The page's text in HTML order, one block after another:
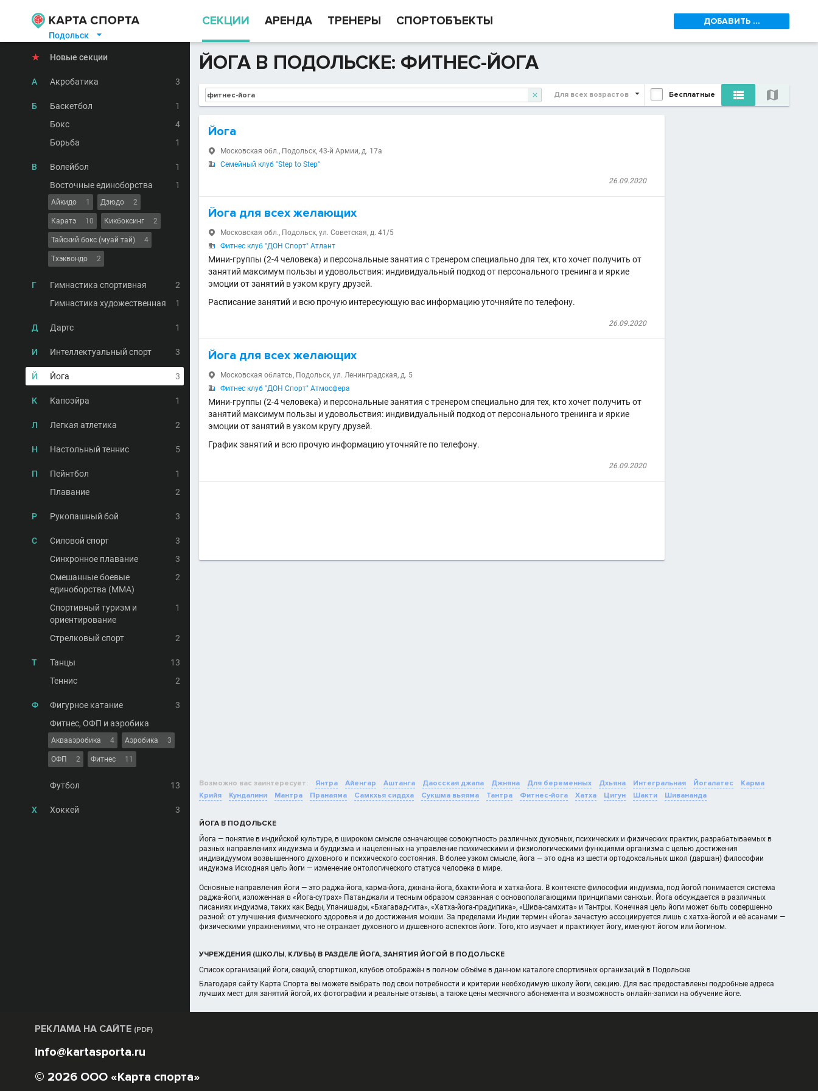
Подольск 
СЕКЦИИ АРЕНДА ТРЕНЕРЫ СПОРТОБЪЕКТЫ ДОБАВИТЬ ...
★ Новые секции
А Акробатика 3
Б Баскетбол
1
Бокс
4
Борьба
1
В Волейбол
1
Восточные единоборства
1
Айкидо 1 Дзюдо 2
Каратэ 10 Кикбоксинг 2
Тайский бокс (муай тай) 4
Тхэквондо 2
Г Гимнастика спортивная
2
Гимнастика художественная
1
Д Дартс 1
И Интеллектуальный спорт 3
Й Йога 3
К Капоэйра 1
Л Легкая атлетика 2
Н Настольный теннис 5
П Пейнтбол
1
Плавание
2
Р Рукопашный бой 3
С Силовой спорт
3
Синхронное плавание
3
Смешанные боевые
единоборства (MMA)
2
Спортивный туризм и
ориентирование
1
Стрелковый спорт 2
Т Танцы
13
Теннис
2
Ф Фигурное катание
3
Фитнес, ОФП и аэробика
Аквааэробика 4 Аэробика 3
ОФП 2 Фитнес 11
Футбол 13
Х Хоккей 3
ЙОГА В ПОДОЛЬСКЕ: ФИТНЕС-ЙОГА
 Для всех возрастов Бесплатные  
Йога
 Московская обл., Подольск, 43-й Армии, д. 17а

Семейный клуб "Step to Step"
26.09.2020
Йога для всех желающих
 Московская обл., Подольск, ул. Советская, д. 41/5
 Фитнес клуб "ДОН Спорт" Атлант
Мини-группы (2-4 человека) и персональные занятия с тренером специально для тех, кто хочет получить от
занятий максимум пользы и удовольствия: индивидуальный подход от персонального тренинга и яркие
эмоции от занятий в узком кругу друзей.
Расписание занятий и всю прочую интересующую вас информацию уточняйте по телефону.
26.09.2020
Йога для всех желающих
 Московская облатсь, Подольск, ул. Ленинградская, д. 5
 Фитнес клуб "ДОН Спорт" Атмосфера
Мини-группы (2-4 человека) и персональные занятия с тренером специально для тех, кто хочет получить от
занятий максимум пользы и удовольствия: индивидуальный подход от персонального тренинга и яркие
эмоции от занятий в узком кругу друзей.
График занятий и всю прочую информацию уточняйте по телефону.
26.09.2020
Возможно вас заинтересует: Янтра Айенгар Аштанга Даосская джапа Джняна Для беременных Дхьяна Интегральная Йогалатес
Карма
Крийя
Кундалини Мантра Пранаяма Самкхья сиддха Сукшма вьяяма Тантра Фитнес-йога Хатха Цигун Шакти Шивананда
ЙОГА В ПОДОЛЬСКЕ
Йога — понятие в индийской культуре, в широком смысле означающее совокупность различных духовных, психических и физических практик, разрабатываемых в
разных направлениях индуизма и буддизма и нацеленных на управление психическими и физиологическими функциями организма с целью достижения
индивидуумом возвышенного духовного и психического состояния. В более узком смысле, йога — это одна из шести ортодоксальных школ (даршан) философии
индуизма Исходная цель йоги — изменение онтологического статуса человека в мире.
Основные направления йоги — это раджа-йога, карма-йога, джнана-йога, бхакти-йога и хатха-йога. В контексте философии индуизма, под йогой понимается система
раджа-йоги, изложенная в «Йога-сутрах» Патанджали и тесным образом связанная с основополагающими принципами санкхьи. Йога обсуждается в различных
писаниях индуизма, таких как Веды, Упанишады, «Бхагавад-гита», «Хатха-йога-прадипика», «Шива-самхита» и Тантры. Конечная цель йоги может быть совершенно
разной: от улучшения физического здоровья и до достижения мокши. За пределами Индии термин «йога» зачастую ассоциируется лишь с хатха-йогой и её асанами —
физическими упражнениями, что не отражает духовного и душевного аспектов йоги. Того, кто изучает и практикует йогу, именуют йогом или йогином.
УЧРЕЖДЕНИЯ (ШКОЛЫ, КЛУБЫ) В РАЗДЕЛЕ ЙОГА, ЗАНЯТИЯ ЙОГОЙ В ПОДОЛЬСКЕ
Список организаций йоги, секций, спортшкол, клубов отображён в полном объёме в данном каталоге спортивных организаций в Подольске
Благодаря сайту Карта Спорта вы можете выбрать под свои потребности и критерии необходимую школу йоги, секцию. Для вас предоставлены подробные адреса
лучших мест для занятий йогой, их фотографии и реальные отзывы, а также цены месячного абонемента и возможность онлайн-записи на обучение йоге.
РЕКЛАМА НА САЙТЕ (PDF)
info@kartasporta.ru
© 2026 ООО «Карта спорта»